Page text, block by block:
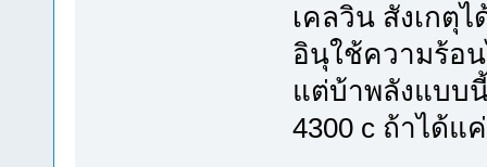
เคลวิน สังเกตุ
อินุใช้ความร้อ
แต่บ้าพลังแบบ
4300 c ถ้าได้แ